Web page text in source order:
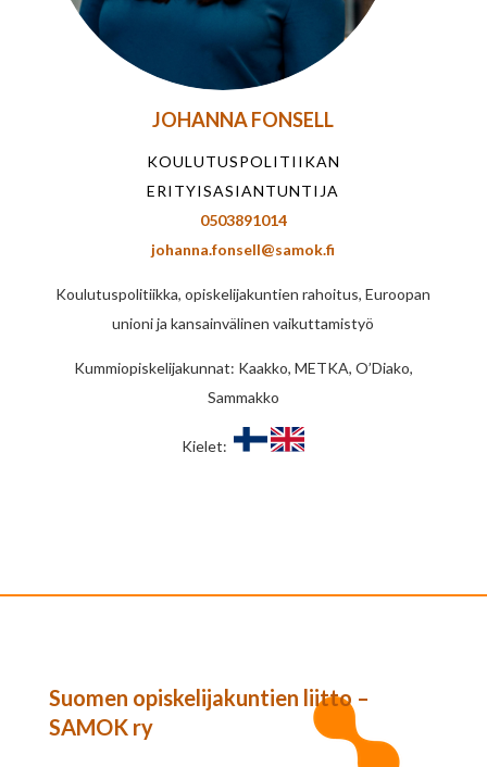
JOHANNA FONSELL
KOULUTUSPOLITIIKAN
ERITYISASIANTUNTIJA
0503891014
johanna.fonsell@samok.fi
Koulutuspolitiikka, opiskelijakuntien rahoitus, Euroopan
unioni ja kansainvälinen vaikuttamistyö
Kummiopiskelijakunnat: Kaakko, METKA, O’Diako,
Sammakko
Kielet:
Suomen opiskelijakuntien liitto –
SAMOK ry